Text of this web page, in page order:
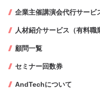
企業主催講演会代行サービ
人材紹介サービス（有料職
顧問一覧
セミナー回数券
AndTechについて